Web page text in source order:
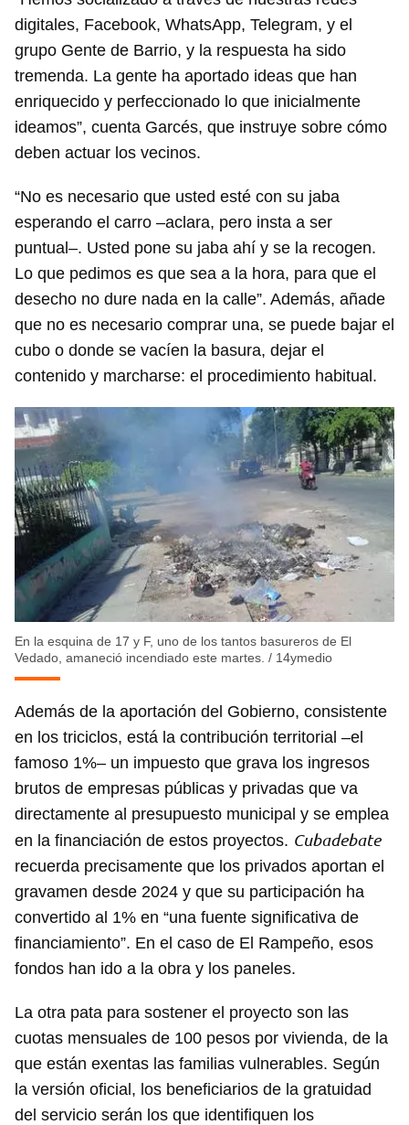
digitales, Facebook, WhatsApp, Telegram, y el
grupo Gente de Barrio, y la respuesta ha sido
tremenda. La gente ha aportado ideas que han
enriquecido y perfeccionado lo que inicialmente
ideamos”, cuenta Garcés, que instruye sobre cómo
deben actuar los vecinos.
“No es necesario que usted esté con su jaba
esperando el carro –aclara, pero insta a ser
puntual–. Usted pone su jaba ahí y se la recogen.
Lo que pedimos es que sea a la hora, para que el
desecho no dure nada en la calle”. Además, añade
que no es necesario comprar una, se puede bajar el
cubo o donde se vacíen la basura, dejar el
contenido y marcharse: el procedimiento habitual.
En la esquina de 17 y F, uno de los tantos basureros de El
Vedado, amaneció incendiado este martes. / 14ymedio
Además de la aportación del Gobierno, consistente
en los triciclos, está la contribución territorial –el
famoso 1%– un impuesto que grava los ingresos
brutos de empresas públicas y privadas que va
directamente al presupuesto municipal y se emplea
en la financiación de estos proyectos. Cubadebate
recuerda precisamente que los privados aportan el
gravamen desde 2024 y que su participación ha
convertido al 1% en “una fuente significativa de
financiamiento”. En el caso de El Rampeño, esos
fondos han ido a la obra y los paneles.
La otra pata para sostener el proyecto son las
cuotas mensuales de 100 pesos por vivienda, de la
que están exentas las familias vulnerables. Según
la versión oficial, los beneficiarios de la gratuidad
del servicio serán los que identifiquen los